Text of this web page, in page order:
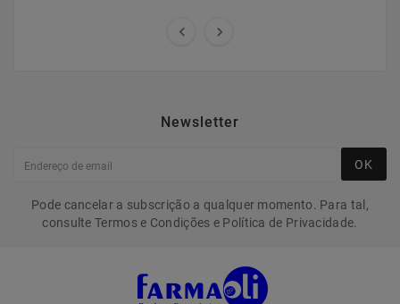
 
Newsletter
OK
Pode cancelar a subscrição a qualquer momento. Para tal,
consulte Termos e Condições e Política de Privacidade.